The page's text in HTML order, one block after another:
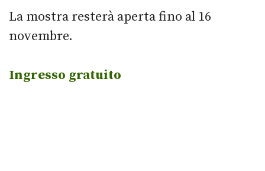
La mostra resterà aperta fino al 16
novembre.
Ingresso gratuito